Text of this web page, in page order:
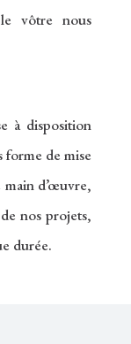
vôtre nous
à disposition
forme de mise
d’œuvre,
nos projets,
durée.